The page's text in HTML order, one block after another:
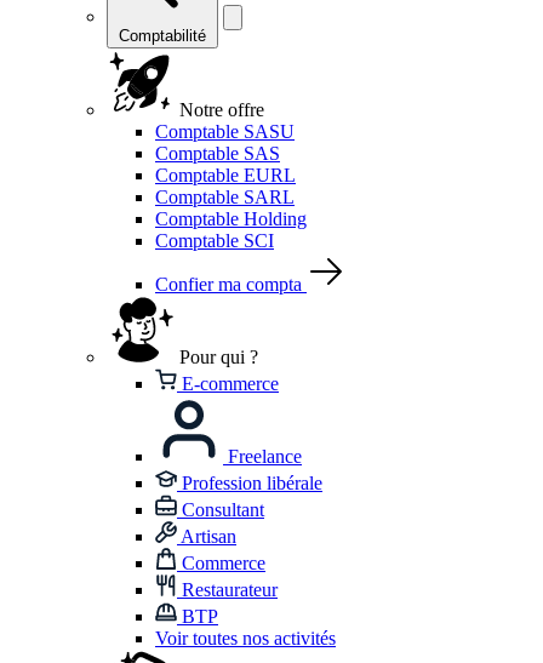
Comptabilité
Notre offre
Comptable SASU
Comptable SAS
Comptable EURL
Comptable SARL
Comptable Holding
Comptable SCI
Confier ma compta
Pour qui ?
E-commerce
Freelance
Profession libérale
Consultant
Artisan
Commerce
Restaurateur
BTP
Voir toutes nos activités